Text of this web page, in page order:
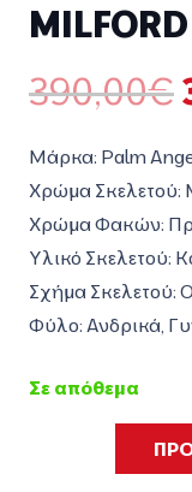
390,00€
Μάρκα: Palm
Χρώμα Σκελετού:
Χρώμα Φακών:
Υλικό Σκελετού:
Σχήμα Σκελετού:
Φύλο: Ανδρικά,
Σε απόθεμα